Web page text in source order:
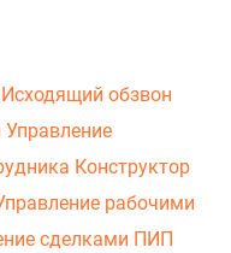
Исходящий обзвон
Управление
Конструктор
рабочими
сделками ПИП